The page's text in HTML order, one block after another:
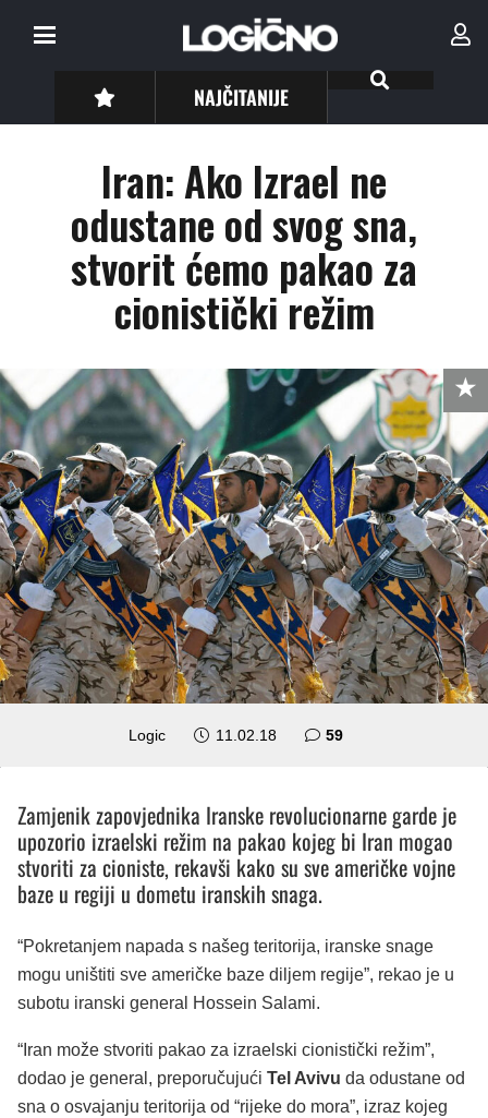
NAJČITANIJE
Iran: Ako Izrael ne
odustane od svog sna,
stvorit ćemo pakao za
cionistički režim
Logic 11.02.18 59komentara
Zamjenik zapovjednika Iranske revolucionarne garde je
upozorio izraelski režim na pakao kojeg bi Iran mogao
stvoriti za cioniste, rekavši kako su sve američke vojne
baze u regiji u dometu iranskih snaga.
“Pokretanjem napada s našeg teritorija, iranske snage
mogu uništiti sve američke baze diljem regije”, rekao je u
subotu iranski general Hossein Salami.
“Iran može stvoriti pakao za izraelski cionistički režim”,
dodao je general, preporučujući Tel Avivu da odustane od
sna o osvajanju teritorija od “rijeke do mora”, izraz kojeg